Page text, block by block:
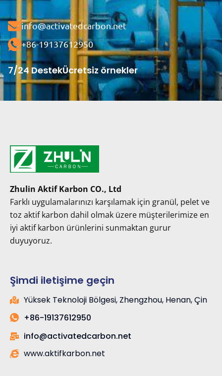
info@activatedcarbon.net
+86-19137612950
7/24 DestekÜcretsiz örnekler
Zhulin Aktif Karbon CO., Ltd
Farklı uygulamalarınızı karşılamak için granül, pelet ve
toz aktif karbon dahil olmak üzere müşterilerimize en
iyi aktif karbon ürünlerini sunmaktan gurur
duyuyoruz.
Şimdi iletişime geçin
Yüksek Teknoloji Bölgesi, Zhengzhou, Henan, Çin
+86-19137612950
info@activatedcarbon.net
www.aktifkarbon.net